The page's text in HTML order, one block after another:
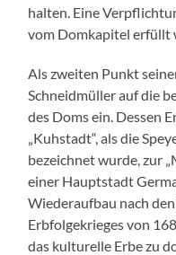
halten. Eine
vom Domkapitel erfüllt
Als zweiten Punkt
Schneidmüller auf die
des Doms ein. Dessen
„Kuhstadt“, als die
bezeichnet wurde, zur
einer Hauptstadt
Wiederaufbau nach
Erbfolgekrieges von
das kulturelle Erbe zu